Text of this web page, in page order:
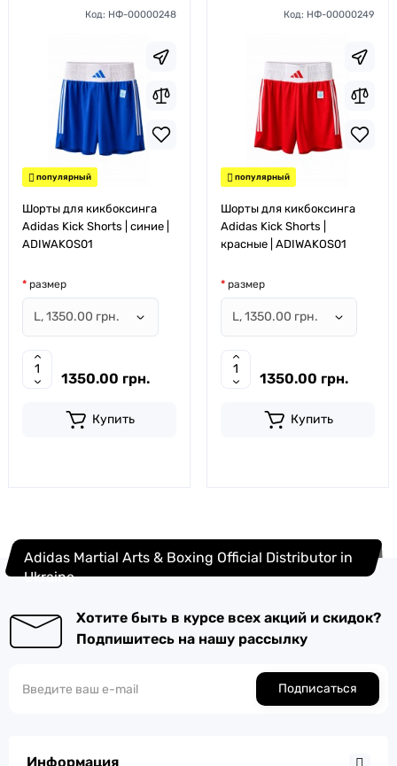
Код: НФ-00000248
популярный
Шорты для кикбоксинга
Adidas Kick Shorts | синие |
ADIWAKOS01
размер
1350.00 грн.
Купить
Код: НФ-00000249
популярный
Шорты для кикбоксинга
Adidas Kick Shorts |
красные | ADIWAKOS01
размер
1350.00 грн.
Купить
Adidas Martial Arts & Boxing Official Distributor in
Ukraine
Хотите быть в курсе всех акций и скидок?
Подпишитесь на нашу рассылку
Подписаться
Информация